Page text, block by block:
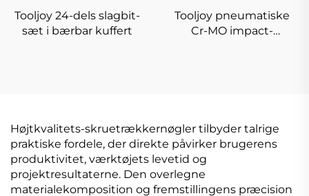
Tooljoy 24-dels slagbit-
sæt i bærbar kuffert
Tooljoy pneumatiske
Cr-MO impact-
Højtkvalitets-skruetrækkernøgler tilbyder talrige
praktiske fordele, der direkte påvirker brugerens
produktivitet, værktøjets levetid og
projektresultaterne. Den overlegne
materialekomposition og fremstillingens præcision